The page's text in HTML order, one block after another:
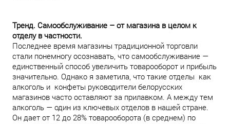
Тренд. Самообслуживание – от магазина в целом к
отделу в частности.
Последнее время магазины традиционной торговли
стали понемногу осознавать, что самообслуживание —
единственный способ увеличить товарооборот и прибыль
значительно. Однако я заметила, что такие отделы как
алкоголь и конфеты руководители белорусских
магазинов часто оставляют за прилавком. А между тем
алкоголь — один из ключевых отделов в нашей стране.
Он дает от 12 до 28% товарооборота (в среднем) по